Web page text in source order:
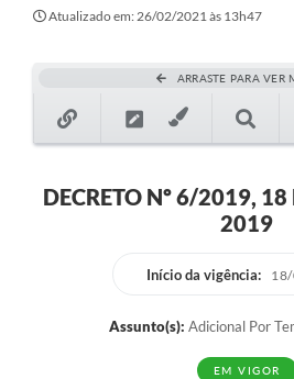
Atualizado em: 26/02/2021 às 13h47
ARRASTE PARA VER
DECRETO Nº 6/2019, 18
2019
Início da vigência:
Assunto(s): Adicional Por
EM VIGOR